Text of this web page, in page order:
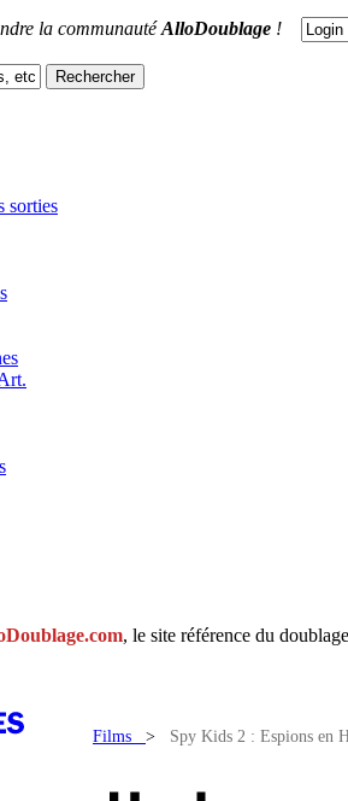
la communautéAlloDoublage !
sorties
, le site référence du
Films > Spy Kids 2 : Espions en